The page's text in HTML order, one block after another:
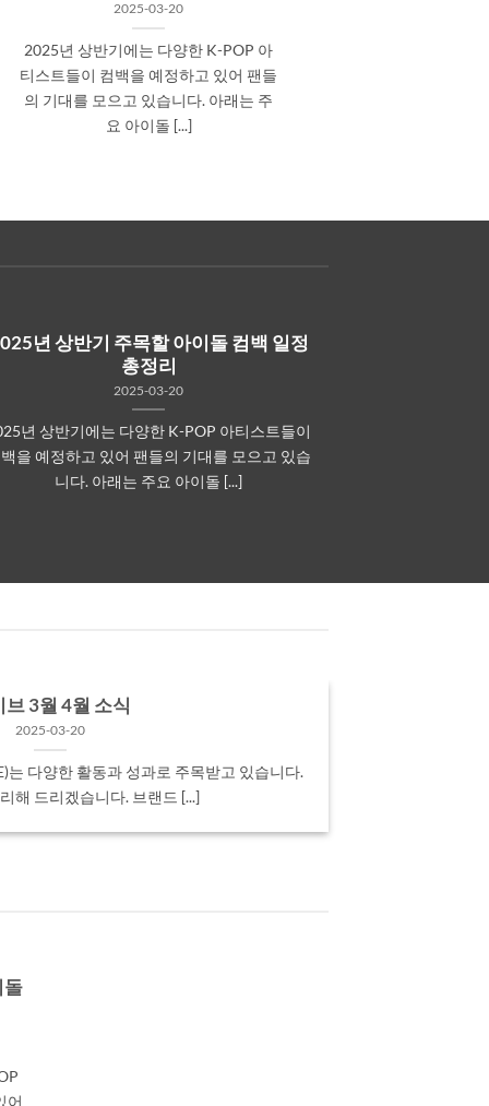
2025-03-20
2025년 상반기에는 다양한 K-POP 아
티스트들이 컴백을 예정하고 있어 팬들
의 기대를 모으고 있습니다. 아래는 주
요 아이돌 [...]
년 상반기 주목할 아이돌 컴백 일정
총정리
2025-03-20
년 상반기에는 다양한 K-POP 아티스트들이
을 예정하고 있어 팬들의 기대를 모으고 있습
니다. 아래는 주요 아이돌 [...]
브 3월 4월 소식
2025-03-20
는 다양한 활동과 성과로 주목받고 있습니다.
해 드리겠습니다.​ 브랜드 [...]
돌
어